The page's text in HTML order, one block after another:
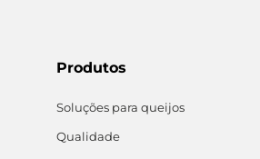
Produtos
Soluções para queijos
Qualidade